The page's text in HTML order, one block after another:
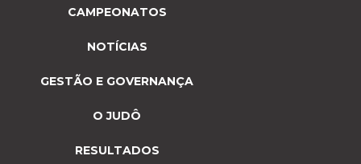
CAMPEONATOS
NOTÍCIAS
GESTÃO E GOVERNANÇA
O JUDÔ
RESULTADOS